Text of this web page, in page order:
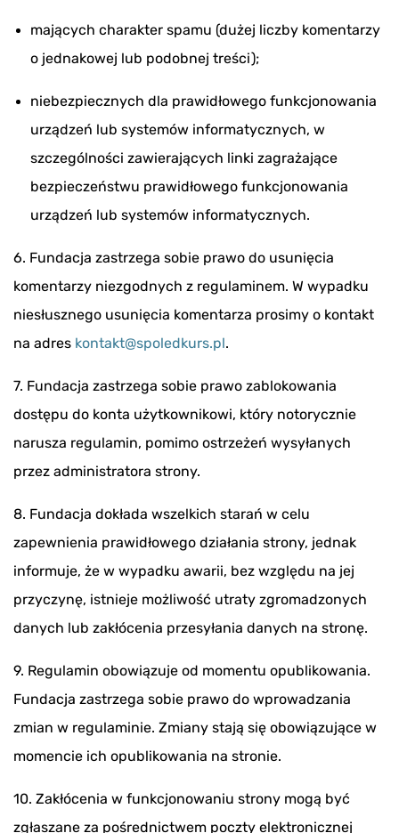
mających charakter spamu (dużej liczby komentarzy
o jednakowej lub podobnej treści);
niebezpiecznych dla prawidłowego funkcjonowania
urządzeń lub systemów informatycznych, w
szczególności zawierających linki zagrażające
bezpieczeństwu prawidłowego funkcjonowania
urządzeń lub systemów informatycznych.
6. Fundacja zastrzega sobie prawo do usunięcia
komentarzy niezgodnych z regulaminem. W wypadku
niesłusznego usunięcia komentarza prosimy o kontakt
na adres kontakt@spoledkurs.pl.
7. Fundacja zastrzega sobie prawo zablokowania
dostępu do konta użytkownikowi, który notorycznie
narusza regulamin, pomimo ostrzeżeń wysyłanych
przez administratora strony.
8. Fundacja dokłada wszelkich starań w celu
zapewnienia prawidłowego działania strony, jednak
informuje, że w wypadku awarii, bez względu na jej
przyczynę, istnieje możliwość utraty zgromadzonych
danych lub zakłócenia przesyłania danych na stronę.
9. Regulamin obowiązuje od momentu opublikowania.
Fundacja zastrzega sobie prawo do wprowadzania
zmian w regulaminie. Zmiany stają się obowiązujące w
momencie ich opublikowania na stronie.
10. Zakłócenia w funkcjonowaniu strony mogą być
zgłaszane za pośrednictwem poczty elektronicznej